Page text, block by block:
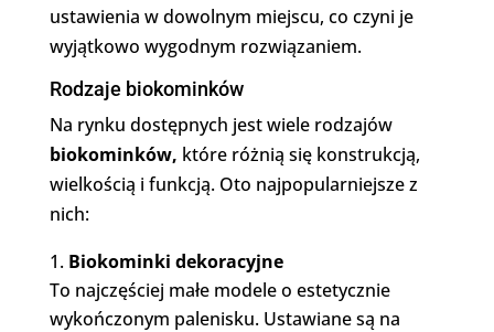
ustawienia w dowolnym miejscu, co czyni je
wyjątkowo wygodnym rozwiązaniem.
Rodzaje biokominków
Na rynku dostępnych jest wiele rodzajów
biokominków, które różnią się konstrukcją,
wielkością i funkcją. Oto najpopularniejsze z
nich:
Biokominki dekoracyjne
To najczęściej małe modele o estetycznie
wykończonym palenisku. Ustawiane są na